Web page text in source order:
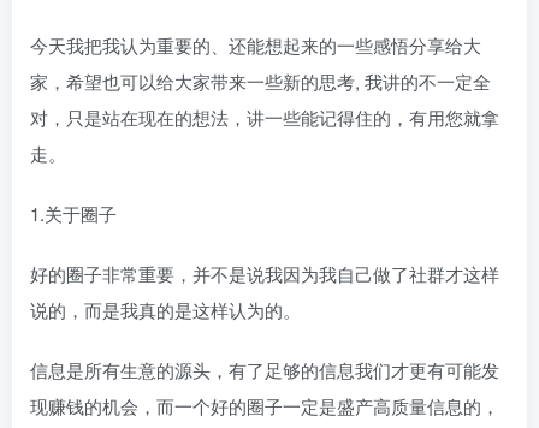
今天我把我认为重要的、还能想起来的一些感悟分享给大
家，希望也可以给大家带来一些新的思考, 我讲的不一定全
对，只是站在现在的想法，讲一些能记得住的，有用您就拿
走。
1.关于圈子
好的圈子非常重要，并不是说我因为我自己做了社群才这样
说的，而是我真的是这样认为的。
信息是所有生意的源头，有了足够的信息我们才更有可能发
现赚钱的机会，而一个好的圈子一定是盛产高质量信息的，